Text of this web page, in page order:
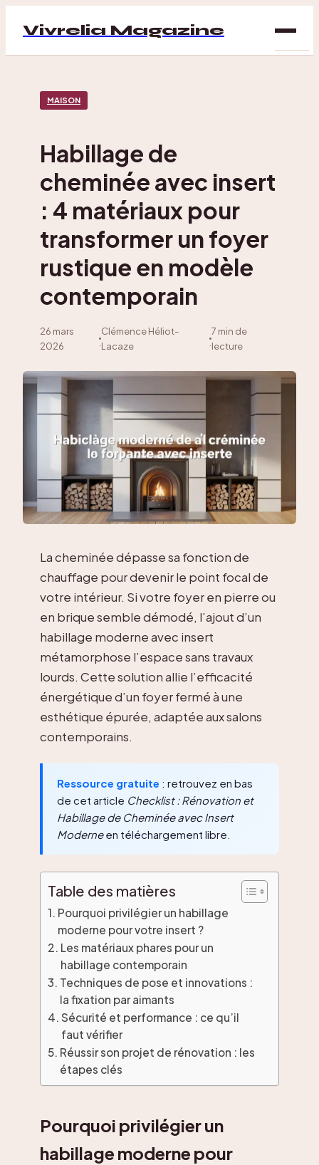
Vivrelia Magazine
MAISON
Habillage de
cheminée avec insert
: 4 matériaux pour
transformer un foyer
rustique en modèle
contemporain
26 mars
2026
·
Clémence Héliot-
Lacaze
·
7 min de
lecture
La cheminée dépasse sa fonction de
chauffage pour devenir le point focal de
votre intérieur. Si votre foyer en pierre ou
en brique semble démodé, l’ajout d’un
habillage moderne avec insert
métamorphose l’espace sans travaux
lourds. Cette solution allie l’efficacité
énergétique d’un foyer fermé à une
esthétique épurée, adaptée aux salons
contemporains.
Ressource gratuite : retrouvez en bas
de cet article Checklist : Rénovation et
Habillage de Cheminée avec Insert
Moderneen téléchargement libre.
Table des matières
Pourquoi privilégier un habillage
moderne pour votre insert ?
Les matériaux phares pour un
habillage contemporain
Techniques de pose et innovations :
la fixation par aimants
Sécurité et performance : ce qu’il
faut vérifier
Réussir son projet de rénovation : les
étapes clés
Pourquoi privilégier un
habillage moderne pour